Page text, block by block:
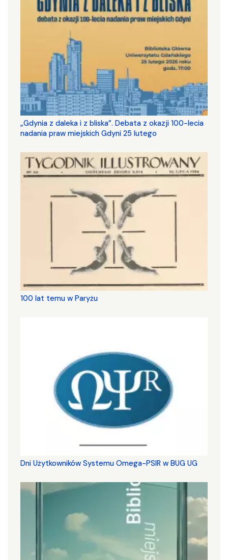
„Gdynia z daleka i z bliska”. Debata z okazji 100-lecia
nadania praw miejskich Gdyni 25 lutego
100 lat temu w Paryżu
Dni Użytkowników Systemu Omega-PSIR w BUG UG